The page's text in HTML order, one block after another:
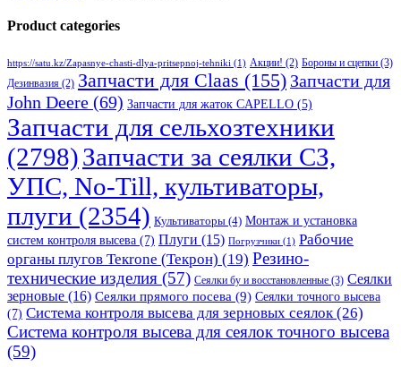
Product categories
https://satu.kz/Zapasnye-chasti-dlya-pritsepnoj-tehniki (1) Акции! (2) Бороны и сцепки (3)
Дезинвазия (2) Запчасти для Claas (155) Запчасти для
John Deere (69) Запчасти для жаток CAPELLO (5)
Запчасти для сельхозтехники
(2798)Запчасти за сеялки СЗ,
УПС, No-Till, культиваторы,
плуги (2354) Культиваторы (4) Монтаж и установка
систем контроля высева (7) Плуги (15) Погрузчики (1) Рабочие
органы плугов Текrоne (Текрон) (19) Резино-
технические изделия (57) Сеялки бу и восстановленные (3) Сеялки
зерновые (16) Сеялки прямого посева (9) Сеялки точного высева
(7) Система контроля высева для зерновых сеялок (26)
Система контроля высева для сеялок точного высева
(59)